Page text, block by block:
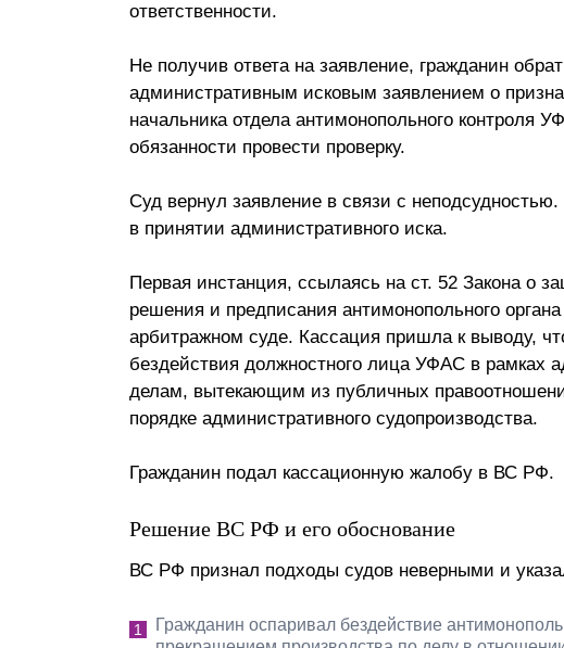
ответственности.
Не получив ответа на заявление, гражданин
административным исковым заявлением о
начальника отдела антимонопольного контроля
обязанности провести проверку.
Суд вернул заявление в связи с
в принятии административного иска.
Первая инстанция, ссылаясь на ст. 52 Закона о
решения и предписания антимонопольного
арбитражном суде. Кассация пришла к выводу,
бездействия должностного лица УФАС в рамках
делам, вытекающим из публичных
порядке административного судопроизводства.
Гражданин подал кассационную жалобу в ВС РФ.
Решение ВС РФ и его обоснование
ВС РФ признал подходы судов неверными и
Гражданин оспаривал бездействие